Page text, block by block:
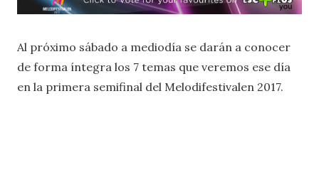
Al próximo sábado a mediodía se darán a conocer
de forma íntegra los 7 temas que veremos ese día
en la primera semifinal del Melodifestivalen 2017.